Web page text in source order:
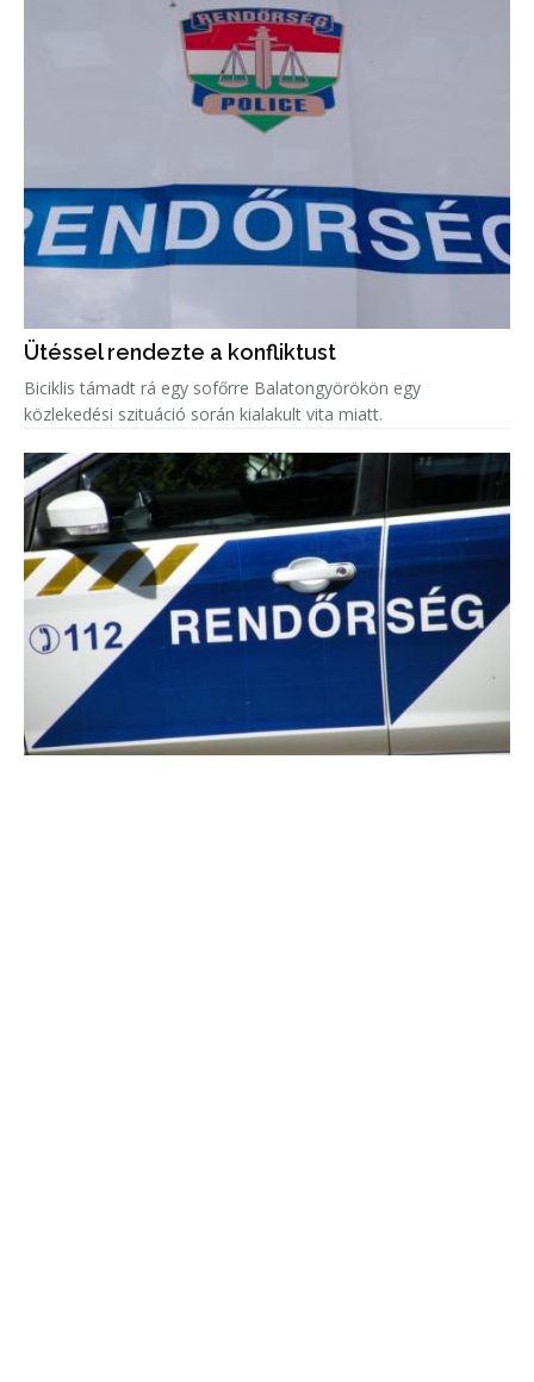
Ütéssel rendezte a konfliktust
Biciklis támadt rá egy sofőrre Balatongyörökön egy
közlekedési szituáció során kialakult vita miatt.